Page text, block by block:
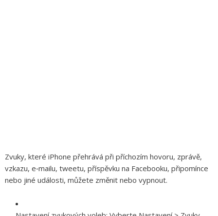
Zvuky, které iPhone přehrává při příchozím hovoru, zprávě,
vzkazu, e‑mailu, tweetu, příspěvku na Facebooku, připomínce
nebo jiné události, můžete změnit nebo vypnout.